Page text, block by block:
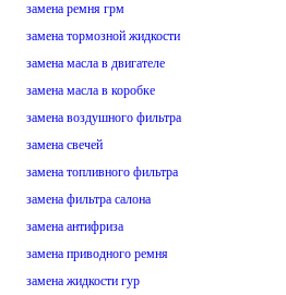
замена ремня грм
замена тормозной жидкости
замена масла в двигателе
замена масла в коробке
замена воздушного фильтра
замена свечей
замена топливного фильтра
замена фильтра салона
замена антифриза
замена приводного ремня
замена жидкости гур